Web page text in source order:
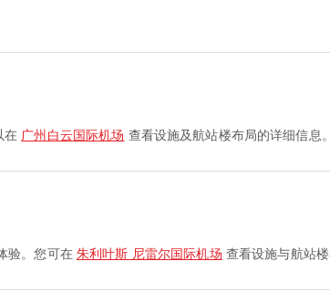
在 广州白云国际机场 查看设施及航站楼布局的详细信息。
验。您可在朱利叶斯 尼雷尔国际机场 查看设施与航站楼